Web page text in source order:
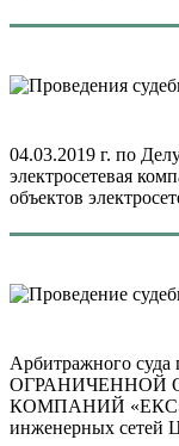
04.03.2019 г. по
электросетевая
объектов
Арбитражного
ОГРАНИЧЕННОЙ
КОМПАНИЙ «ЕКС»
инженерных сетей